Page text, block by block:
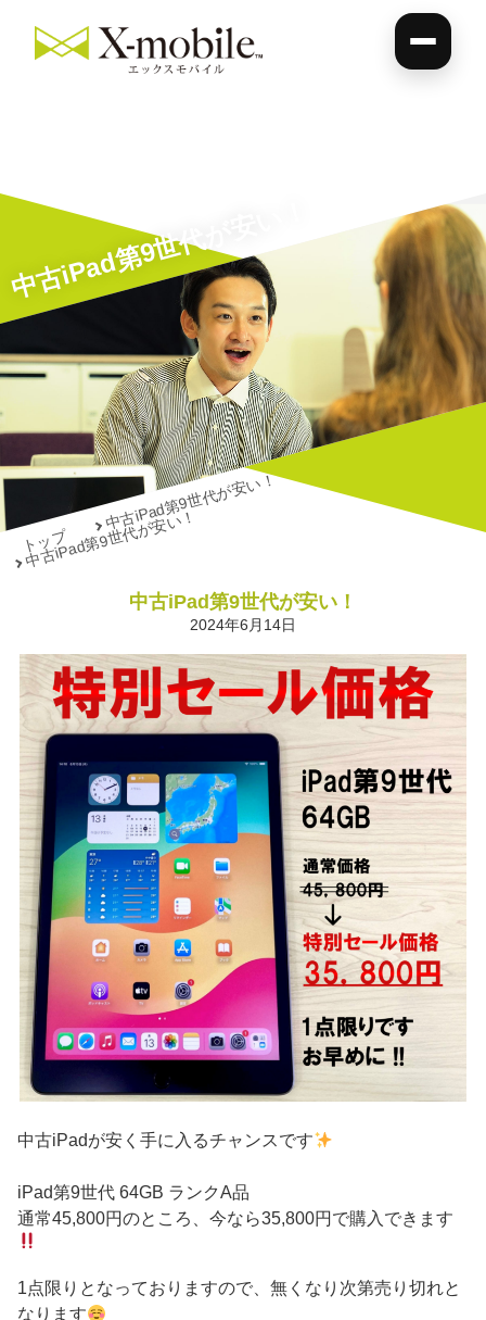
中古iPad第9世代が安い！
トップ
中古iPad第9世代が安い！
中古iPad第9世代が安い！
中古iPad第9世代が安い！
2024年6月14日
中古iPadが安く手に入るチャンスです
iPad第9世代 64GB ランクA品
通常45,800円のところ、今なら35,800円で購入できます
1点限りとなっておりますので、無くなり次第売り切れと
なります